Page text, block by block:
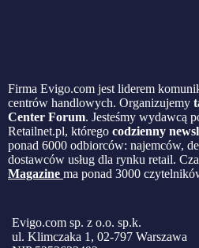
Firma Evigo.com jest liderem
centrów handlowych. Organizujemy
Center Forum. Jesteśmy wydawcą
Retailnet.pl, którego codzienny
ponad 6000 odbiorców: najemców,
dostawców usług dla rynku retail.
Magazine ma ponad 3000
Evigo.com sp. z o.o. sp.k.
ul. Klimczaka 1, 02-797 Warszawa